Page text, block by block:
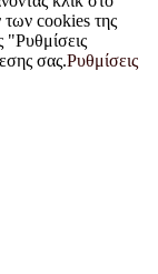
cookies της
"Ρυθμίσεις
σας.Ρυθμίσεις